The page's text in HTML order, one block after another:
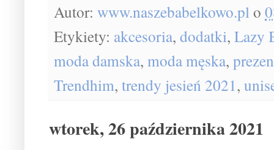
Autor: www.naszebabelkowo.pl o
Etykiety: akcesoria, dodatki, Lazy
moda damska, moda męska,
Trendhim, trendy jesień 2021,
wtorek, 26 października 2021